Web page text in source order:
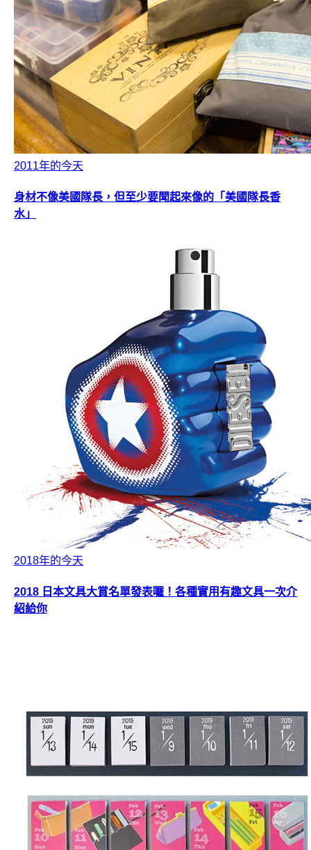
2011年的今天
身材不像美國隊長，但至少要聞起來像的「美國隊長香
水」
2018年的今天
2018 日本文具大賞名單發表囉！各種實用有趣文具一次介
紹給你